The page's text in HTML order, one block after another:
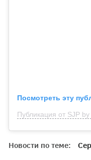
Посмотреть эту
Новости по теме: